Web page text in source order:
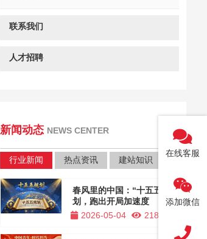
联系我们
人才招聘
新闻动态 NEWS CENTER
行业新闻 热点资讯 建站知识
春风里的中国：“十五五”规
划，跑出开局加速度
2026-05-04
218
在线客服
添加微信